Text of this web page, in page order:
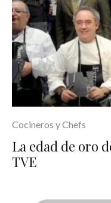
Cocineros y Chefs
La edad de oro
TVE